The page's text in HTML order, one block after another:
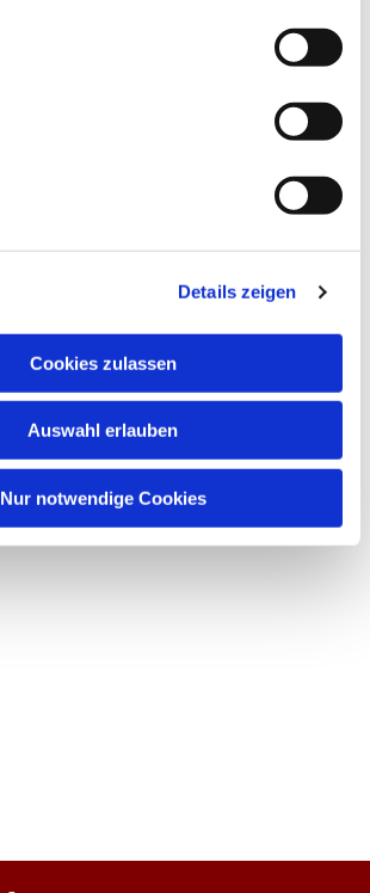
Details zeigen
Cookies zulassen
Auswahl erlauben
Nur notwendige Cookies